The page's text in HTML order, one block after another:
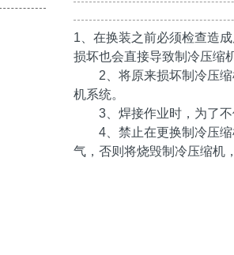
1、在换装之前必须检查造
损坏也会直接导致制冷压缩
2、将原来损坏制冷压缩
机系统。
3、焊接作业时，为了不
4、禁止在更换制冷压缩
气，否则将烧毁制冷压缩机